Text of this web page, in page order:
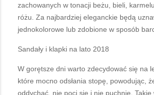
zachowanych w tonacji beżu, bieli,
różu. Za najbardziej eleganckie będą
jednokolorowe lub zdobione w sposób
Sandały i klapki na lato 2018
W gorętsze dni warto zdecydować się na
które mocno odsłania stopę, powodując,
oddychać, nie poci się i nie puchnie. Takie